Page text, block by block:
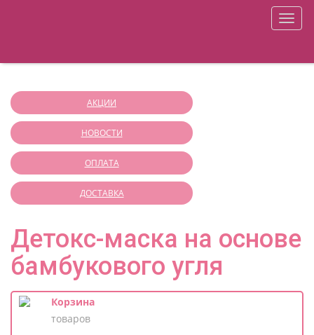
ONLY YOU SHOP
ВойтиАппаратная косметология
меню
АКЦИИ
НОВОСТИ
ОПЛАТА
ДОСТАВКА
Детокс-маска на основе
бамбукового угля
Корзина
товаров